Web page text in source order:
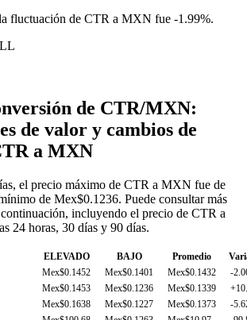
fluctuación de CTR a MXN fue -1.99%.
de CTR/MXN:
de valor y cambios de
a MXN
el precio máximo de CTR a MXN fue de
de Mex$0.1236. Puede consultar más
incluyendo el precio de CTR a
24 horas, 30 días y 90 días.
ELEVADO BAJO Promedio
Mex$0.1452 Mex$0.1401 Mex$0.1432
-
Mex$0.1453 Mex$0.1236 Mex$0.1339
Mex$0.1638 Mex$0.1227 Mex$0.1373
-